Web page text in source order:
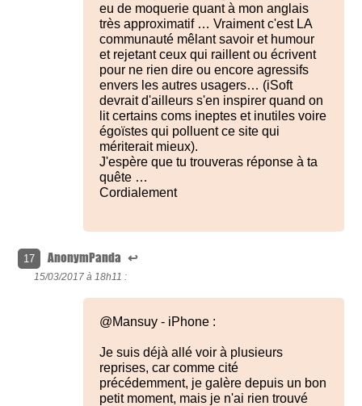
eu de moquerie quant à mon anglais
très approximatif … Vraiment c'est LA
communauté mêlant savoir et humour
et rejetant ceux qui raillent ou écrivent
pour ne rien dire ou encore agressifs
envers les autres usagers… (iSoft
devrait d'ailleurs s'en inspirer quand on
lit certains coms ineptes et inutiles voire
égoïstes qui polluent ce site qui
mériterait mieux).
J'espère que tu trouveras réponse à ta
quête …
Cordialement
17 AnonymPanda ↩
15/03/2017 à 18h11 :
@Mansuy - iPhone :
Je suis déjà allé voir à plusieurs
reprises, car comme cité
précédemment, je galère depuis un bon
petit moment, mais je n'ai rien trouvé